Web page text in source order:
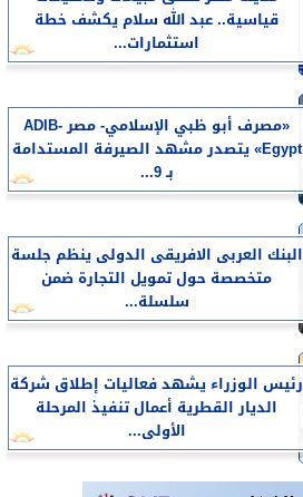
قياسية.. عبد الله سلام يكشف خطة
استثمارات...
«مصرف أبو ظبي الإسلامي- مصر ADIB-
Egypt» يتصدر مشهد الصيرفة المستدامة
بـ 9...
البنك العربى الافريقى الدولى ينظم جلسة
متخصصة حول تمويل التجارة ضمن
سلسلة...
رئيس الوزراء يشهد فعاليات إطلاق شركة
الديار القطرية أعمال تنفيذ المرحلة
الأولى...